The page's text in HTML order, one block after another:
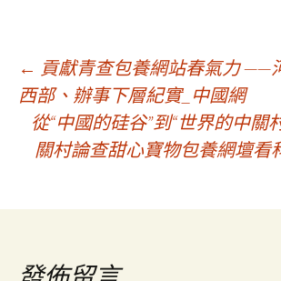
文
章
導
覽
← 貢獻青查包養網站春氣力 ——
西部、辦事下層紀實_中國網
從“中國的硅谷”到“世界的中關
關村論查甜心寶物包養網壇看